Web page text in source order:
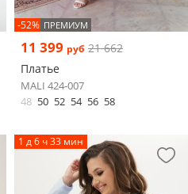
-52% ПРЕМИУМ
11 399 руб 21 662
Платье
MALI 424-007
48 50 52 54 56 58
1 д 6 ч 33 мин